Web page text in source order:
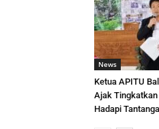
News
Ketua APITU
Ajak
Hadapi